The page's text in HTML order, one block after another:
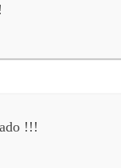
!!!